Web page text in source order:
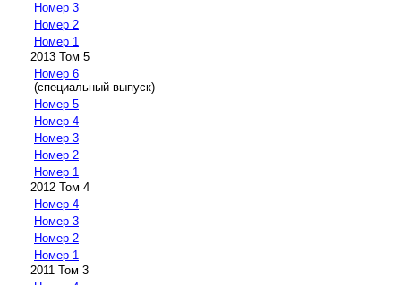
Номер 3
Номер 2
Номер 1
2013 Том 5
Номер 6
(специальный выпуск)
Номер 5
Номер 4
Номер 3
Номер 2
Номер 1
2012 Том 4
Номер 4
Номер 3
Номер 2
Номер 1
2011 Том 3